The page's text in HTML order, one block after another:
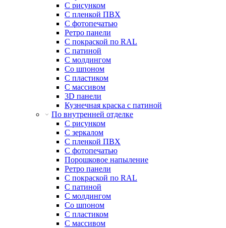
С рисунком
С пленкой ПВХ
С фотопечатью
Ретро панели
С покраской по RAL
С патиной
С молдингом
Со шпоном
С пластиком
С массивом
3D панели
Кузнечная краска с патиной
По внутренней отделке
С рисунком
С зеркалом
С пленкой ПВХ
С фотопечатью
Порошковое напыление
Ретро панели
С покраской по RAL
С патиной
С молдингом
Со шпоном
С пластиком
С массивом